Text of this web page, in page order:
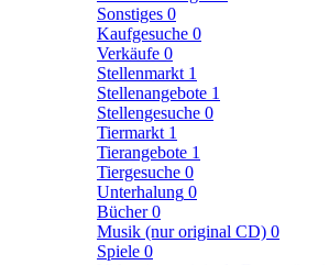
Sonstiges 0
Kaufgesuche 0
Verkäufe 0
Stellenmarkt 1
Stellenangebote 1
Stellengesuche 0
Tiermarkt 1
Tierangebote 1
Tiergesuche 0
Unterhalung 0
Bücher0
Musik (nur original CD) 0
Spiele 0